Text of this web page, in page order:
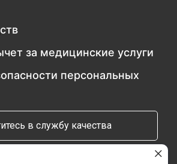
за медицинские услуги
персональных
в службу качества